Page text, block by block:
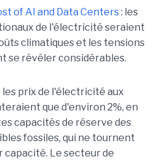
of AI and Data Centers: les
de l'électricité seraient
climatiques et les tensions
se révéler considérables.
prix de l'électricité aux
que d'environ 2%, en
capacités de réserve des
fossiles, qui ne tournent
capacité. Le secteur de